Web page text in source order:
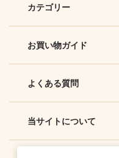
カテゴリー
お買い物ガイド
よくある質問
当サイトについて